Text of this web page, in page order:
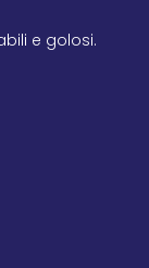
e golosi.